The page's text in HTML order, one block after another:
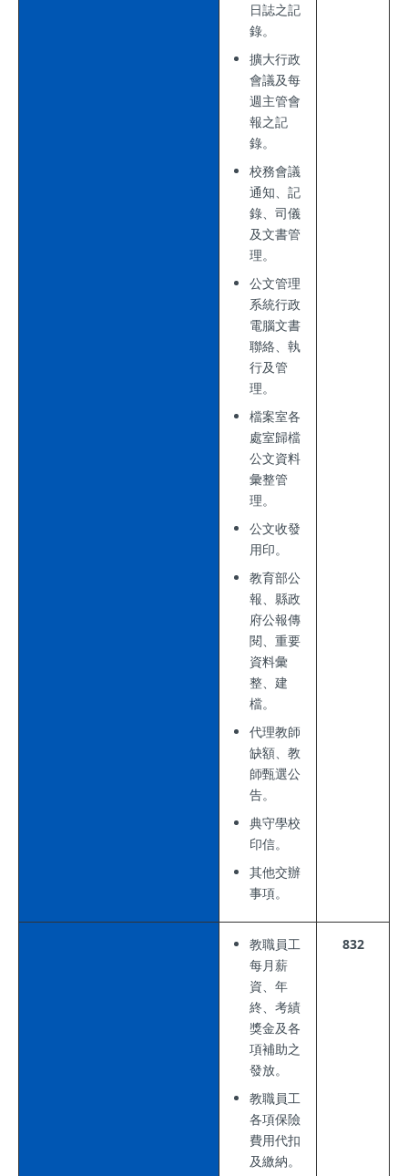
日誌之記
錄。
擴大行政
會議及每
週主管會
報之記
錄。
校務會議
通知、記
錄、司儀
及文書管
理。
公文管理
系統行政
電腦文書
聯絡、執
行及管
理。
檔案室各
處室歸檔
公文資料
彙整管
理。
公文收發
用印。
教育部公
報、縣政
府公報傳
閱、重要
資料彙
整、建
檔。
代理教師
缺額、教
師甄選公
告。
典守學校
印信。
其他交辦
事項。
教職員工
每月薪
資、年
終、考績
獎金及各
項補助之
發放。
教職員工
各項保險
費用代扣
及繳納。
832